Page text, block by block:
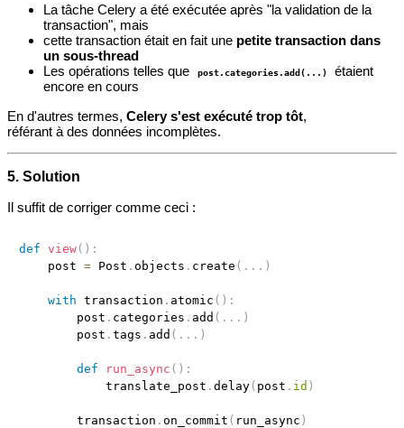
La tâche Celery a été exécutée après "la validation de la
transaction", mais
cette transaction était en fait une petite transaction dans
un sous-thread
Les opérations telles que
post.categories.add(...)
étaient
encore en cours
En d'autres termes, Celery s'est exécuté trop tôt,
référant à des données incomplètes.
5. Solution
Il suffit de corriger comme ceci :
def view( ) :
    post
= Post . objects . create ( . . . )
with transaction . atomic ( ) :
        post
. categories . add ( . . . )
        post
. tags . add ( . . . )
def run_async ( ) :
            translate_post
. delay( post . id )
        transaction
. on_commit ( run_async )